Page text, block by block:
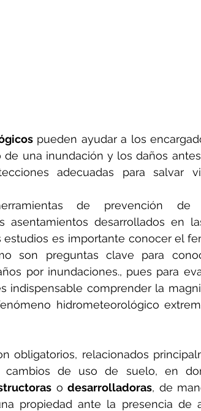
una inundación y los daños
adecuadas para salvar
de prevención de
asentamientos desarrollados en
es importante conocer el
son preguntas clave para
por inundaciones., pues para
indispensable comprender la
hidrometeorológico
área de
obligatorios, relacionados
de uso de suelo, en
o desarrolladoras, de
propiedad ante la presencia de